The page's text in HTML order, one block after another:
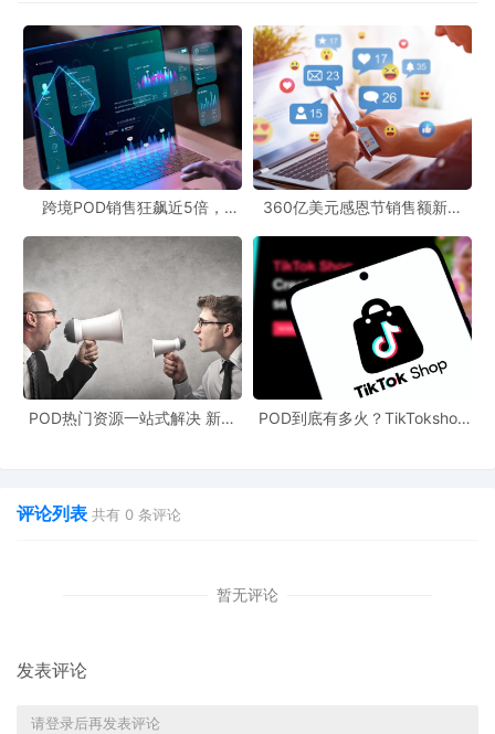
二、秋冬季选品策略：从“天气适配”到“情绪价值”
秋冬季节的 POD消费本质是“应对环境变化”与“缓解季节情绪”的结
合。数据显示，49%的消费者会在秋冬选购服装配饰，23%倾向体
验式礼品，这背后是“保暖刚需”与“年终情感表达”的双重诉求。
突破同质化的关键路径 ：
在服装服饰领域，除了标注“羊毛含量”等功能性参数，更应提供“节
日模板”降低消费者设计成本。例如，羊毛裤不应仅强调保暖，而应
通过“家庭亲子款”“情侣款”等定制选项提升溢价能力。
家居装饰需注重感官结合与尺寸适配：
香薰蜡烛可搭配“定制香味标签”
“亲子拼图+儿童姓名定制”满足家庭互动需求
跨境POD销售狂飙近5倍，
360亿美元感恩节销售额新纪
新风潮！
POD热门资源一站式解决 新手
POD到底有多火？TikTokshop
评论列表 共有 0 条评论
暂无评论
发表评论